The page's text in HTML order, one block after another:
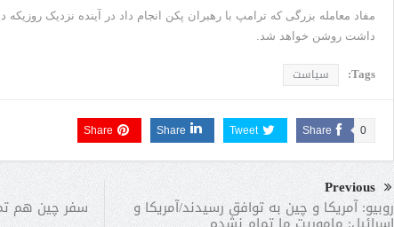
مفاد معامله بزرگی که ترامپ با رهبران پکن انجام داد در آینده نزدیک
داشت روشن خواهد شد.
Tags: سیاست
Share 0
Tweet
Share
Share
Previous
روبیو: آمریکا و چین به توافق رسیدند/آمریکا و
سفر چین هم